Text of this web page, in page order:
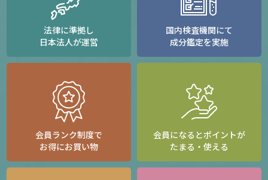
法律に準拠し
日本法人が運営
国内検査機関にて
成分鑑定を実施
会員ランク制度で
お得にお買い物
会員になるとポイントが
たまる・使える